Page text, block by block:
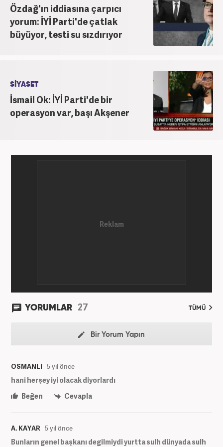
Özdağ'ın iddiasına çarpıcı
yorum: İYİ Parti'de çatlak
büyüyor, testi su sızdırıyor
SİYASET
İsmail Ok: İYİ Parti'de bir
operasyon var, başı Akşener
YORUMLAR 27 TÜMÜ
Bir Yorum Yapın
OSMANLI 5 yıl önce
hani herşey iyi olacak diyorlardı
Beğen
Cevapla
A. KAYAR 5 yıl önce
Bunların genel başkanı degilmiydi yurtta sulh dünyada sulh